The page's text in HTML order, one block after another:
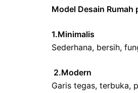
Model Desain
1.Minimalis
Sederhana, bersih,
2.Modern
Garis tegas, terbuka,